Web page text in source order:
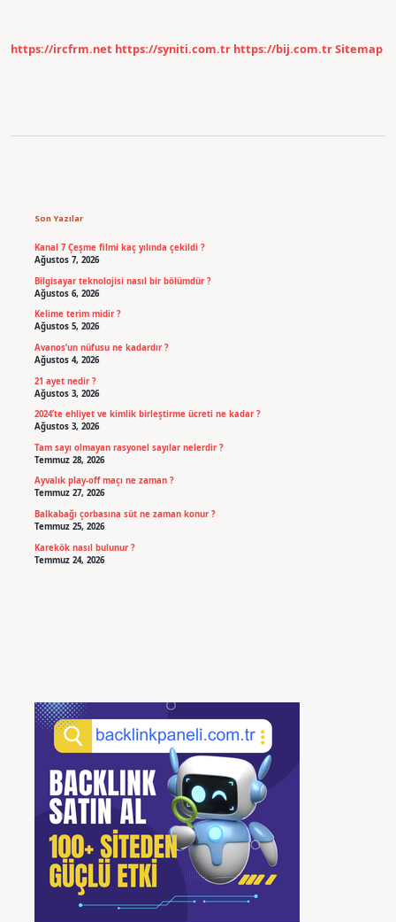
https://ircfrm.net https://syniti.com.tr https://bij.com.trSitemap
Son Yazılar
Kanal 7 Çeşme filmi kaç yılında çekildi ?
Ağustos 7, 2026
Bilgisayar teknolojisi nasıl bir bölümdür ?
Ağustos 6, 2026
Kelime terim midir ?
Ağustos 5, 2026
Avanos’un nüfusu ne kadardır ?
Ağustos 4, 2026
21 ayet nedir ?
Ağustos 3, 2026
2024’te ehliyet ve kimlik birleştirme ücreti ne kadar ?
Ağustos 3, 2026
Tam sayı olmayan rasyonel sayılar nelerdir ?
Temmuz 28, 2026
Ayvalık play-off maçı ne zaman ?
Temmuz 27, 2026
Balkabağı çorbasına süt ne zaman konur ?
Temmuz 25, 2026
Karekök nasıl bulunur ?
Temmuz 24, 2026